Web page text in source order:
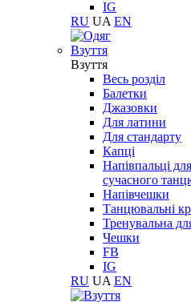
IG
RU UA EN
Взуття
Взуття
Весь розділ
Балетки
Джазовки
Для латини
Для стандарту
Капці
Напівпальці
сучасного
Напівчешки
Танцювальні
Тренувальна
Чешки
FB
IG
RU UA EN